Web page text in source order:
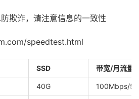
欺诈，请注意信息的一致性
speedtest.html
SSD 带宽/月流量
40G 100Mbps/